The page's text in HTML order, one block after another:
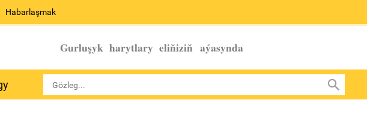
Habarlaşmak
Gurluşyk harytlary eliňiziň aýasynda